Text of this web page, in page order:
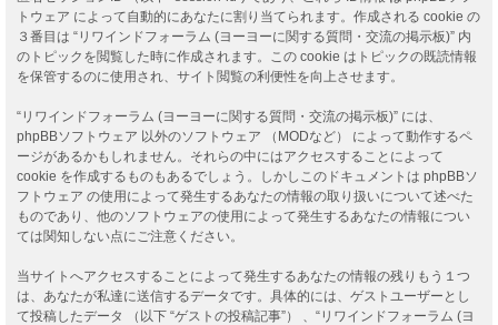
トウェア によって自動的にあなたに割り当てられます。作成される cookie の
３番目は “リワインドフォーラム (ヨーヨーに関する質問・交流の掲示板)” 内
のトピックを閲覧した時に作成されます。この cookie はトピックの既読情報
を保管するのに使用され、サイト閲覧の利便性を向上させます。
“リワインドフォーラム (ヨーヨーに関する質問・交流の掲示板)” には、
phpBBソフトウェア 以外のソフトウェア （MODなど） によって動作するペ
ージがあるかもしれません。それらの中にはアクセスすることによって
cookie を作成するものもあるでしょう。しかしこのドキュメントは phpBBソ
フトウェア の使用によって発生するあなたの情報の取り扱いについて述べた
ものであり、他のソフトウェアの使用によって発生するあなたの情報につい
ては関知しない点にご注意ください。
当サイトへアクセスすることによって発生するあなたの情報の残りもう１つ
は、あなたが私達に送信するデータです。具体的には、ゲストユーザーとし
て投稿したデータ （以下 “ゲストの投稿記事”） 、“リワインドフォーラム (ヨ